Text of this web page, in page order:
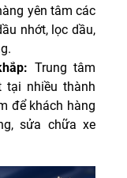
yên tâm các
nhớt, lọc dầu,
Trung tâm
tại nhiều thành
để khách hàng
sửa chữa xe